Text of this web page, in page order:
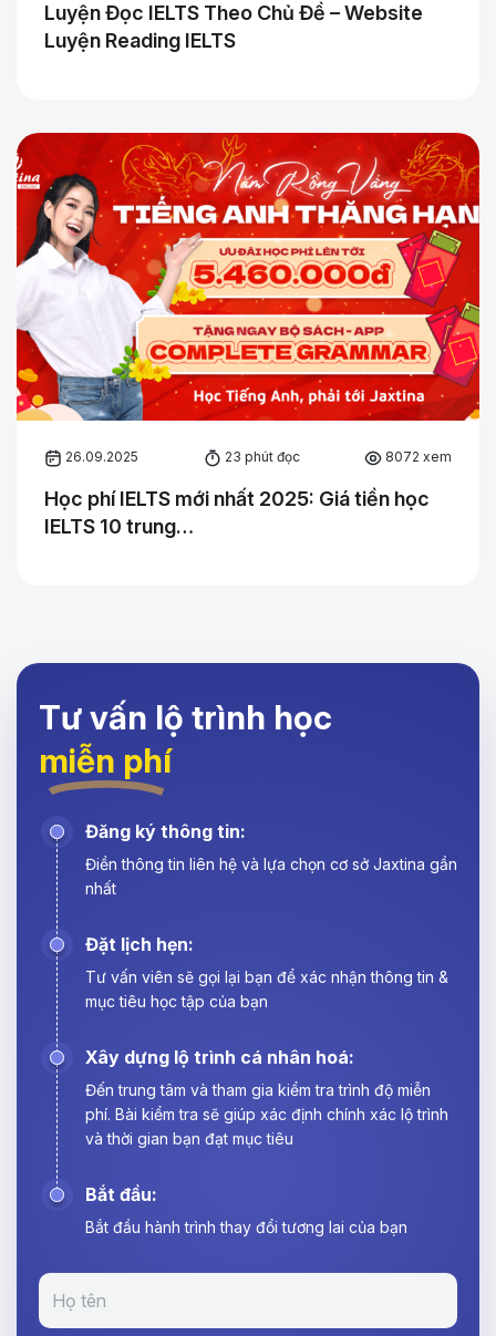
Luyện Đọc IELTS Theo Chủ Đề – Website
Luyện Reading IELTS
26.09.2025 23 phút đọc 8072 xem
Học phí IELTS mới nhất 2025: Giá tiền học
IELTS 10 trung…
Tư vấn lộ trình học
miễn phí
Đăng ký thông tin:
Điền thông tin liên hệ và lựa chọn cơ sở Jaxtina gần
nhất
Đặt lịch hẹn:
Tư vấn viên sẽ gọi lại bạn để xác nhận thông tin &
mục tiêu học tập của bạn
Xây dựng lộ trình cá nhân hoá:
Đến trung tâm và tham gia kiểm tra trình độ miễn
phí. Bài kiểm tra sẽ giúp xác định chính xác lộ trình
và thời gian bạn đạt mục tiêu
Bắt đầu:
Bắt đầu hành trình thay đổi tương lai của bạn